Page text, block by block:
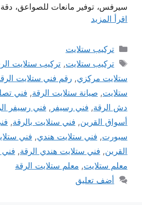
سيرفس، توفير مانعات للصواعق،
اقرأ المزيد
التصنيفات
تركيب ستلايت
الوسوم
تركيب ستلايت,تركيب ستلايت
ستلايت مركزي, رقم فني ستلايت
ستلايت, صيانة ستلايت الرقة, فني
دش الرقة, فني رسيفر , فني رسيفر
أسواق القرين, فني ستلايت بالرقة,
سبورت, فني ستلايت هندي, فني
القرين, فني ستلايت هندي الرقة, فني
معلم ستلايت, معلم ستلايت الرقة
أضف تعليق